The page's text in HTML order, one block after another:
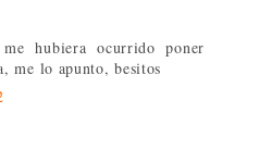
hubiera ocurrido poner
me lo apunto, besitos